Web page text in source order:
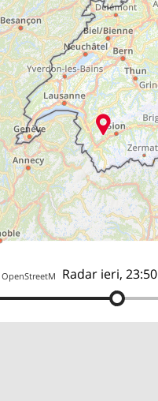
Radar ieri, 23:50
OpenStreetMap,others